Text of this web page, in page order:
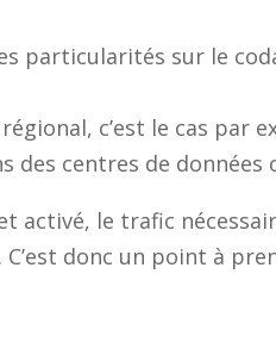
particularités sur le
c’est le cas par
centres de données
activé, le trafic
donc un point à